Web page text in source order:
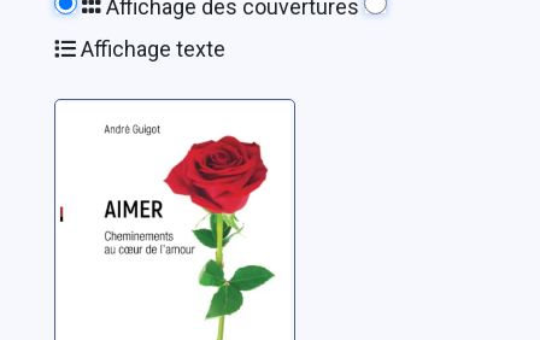
Affichage des couvertures
Affichage texte
Aimer:
cheminements
au coeur de
l'amour
Guigot, André